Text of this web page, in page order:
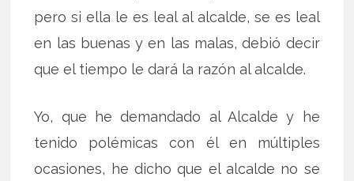
pero si ella le es leal al alcalde, se es leal
en las buenas y en las malas, debió decir
que el tiempo le dará la razón al alcalde.
Yo, que he demandado al Alcalde y he
tenido polémicas con él en múltiples
ocasiones, he dicho que el alcalde no se